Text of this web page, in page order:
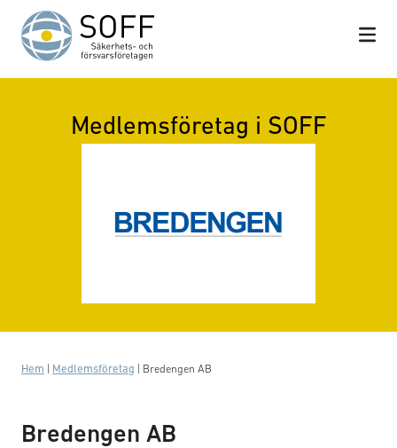
Hoppa till innehåll
Medlemsföretag i SOFF
Hem Medlemsföretag Bredengen AB
Bredengen AB